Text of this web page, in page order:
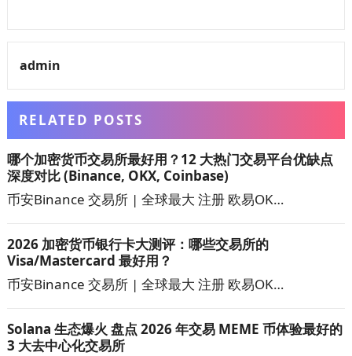
admin
RELATED POSTS
哪个加密货币交易所最好用？12 大热门交易平台优缺点
深度对比 (Binance, OKX, Coinbase)
币安Binance 交易所 | 全球最大 注册 欧易OK…
2026 加密货币银行卡大测评：哪些交易所的
Visa/Mastercard 最好用？
币安Binance 交易所 | 全球最大 注册 欧易OK…
Solana 生态爆火 盘点 2026 年交易 MEME 币体验最好的
3 大去中心化交易所